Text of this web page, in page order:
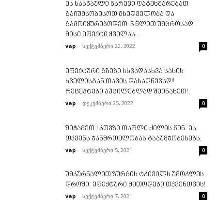
ეს სასწაული ნარევი დაგეხმარებათ
გაიუმჯობესოთ მხედველობა და
გამოიყურებოდეთ 15 წლით უმცროსად!
მისი ეფექტი ყველას...
vap - სექტემბერი 22, 2022 0
ეფექტური გზები სხვადასხვა სახის
ხველისგან თავის დასაღწევად!!
რეცეპტები აუცილებლად შეინახეთ!
vap - დეკემბერი 25, 2022 0
შეჭამეთ 1 კოვზი თაფლი ძილის წინ. ეს
თქვენს ჯანმრთელობას გააუმჯობესებს.
vap - სექტემბერი 5, 2021 0
უმკურნალეთ ზურგის ტკივილს უმოკლეს
დროში. ეფექტური მეთოდები თქვენთვის!
vap - სექტემბერი 7, 2021 0